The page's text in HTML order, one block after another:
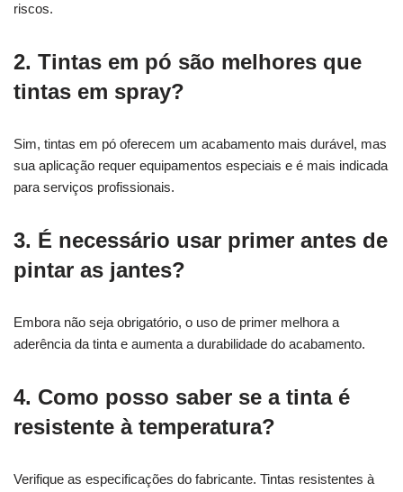
riscos.
2. Tintas em pó são melhores que
tintas em spray?
Sim, tintas em pó oferecem um acabamento mais durável, mas
sua aplicação requer equipamentos especiais e é mais indicada
para serviços profissionais.
3. É necessário usar primer antes de
pintar as jantes?
Embora não seja obrigatório, o uso de primer melhora a
aderência da tinta e aumenta a durabilidade do acabamento.
4. Como posso saber se a tinta é
resistente à temperatura?
Verifique as especificações do fabricante. Tintas resistentes à